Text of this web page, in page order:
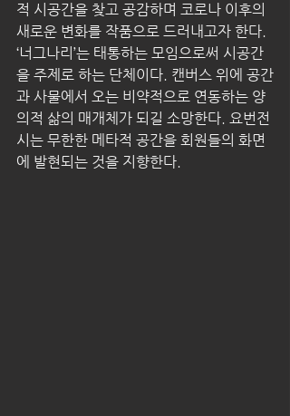
적 시공간을 찾고 공감하며 코로나 이후의
새로운 변화를 작품으로 드러내고자 한다.
‘너그나리’는 태통하는 모임으로써 시공간
을 주제로 하는 단체이다. 캔버스 위에 공간
과 사물에서 오는 비약적으로 연동하는 양
의적 삶의 매개체가 되길 소망한다. 요번전
시는 무한한 메타적 공간을 회원들의 화면
에 발현되는 것을 지향한다.